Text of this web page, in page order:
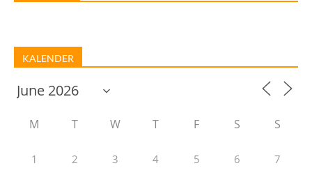
KALENDER
M T W T F S S
1 2 3 4 5 6 7